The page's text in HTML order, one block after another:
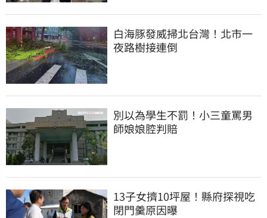
白海豚發威掃北台灣！北市一
夜路樹接連倒
別以為學生不罰！小三童罵男
師娘娘腔判賠
13子女擠10坪屋！縣府探視吃
閉門羹原因曝